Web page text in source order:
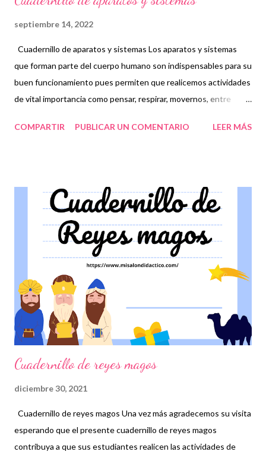
septiembre 14, 2022
Cuadernillo de aparatos y sistemas Los aparatos y sistemas
que forman parte del cuerpo humano son indispensables para su
buen funcionamiento pues permiten que realicemos actividades
de vital importancia como pensar, respirar, movernos, entre
tienen dentro de nuestro cuerpo para reconocer cómo
el sistema nervioso, respiratorio, endocrino, óseo, muscular,
excretor, reproductor, inmunológico y linfático. Sin duda alguna
todos los aparatos y sistemas son de gran importancia pues
cada uno tiene una misión que, en coordinación con otros
elementos, que forman parte de nuestro cuerpo y de nuestro
organismo permiten que trabajen de manera adecuada, lo cual
nos ayuda a tener una salud estable, siempre y cuando
tengamos los cuidados ne...
COMPARTIR PUBLICAR UN COMENTARIO LEER MÁS
Cuadernillo de reyes magos
diciembre 30, 2021
Cuadernillo de reyes magos Una vez más agradecemos su visita
esperando que el presente cuadernillo de reyes magos
contribuya a que sus estudiantes realicen las actividades de